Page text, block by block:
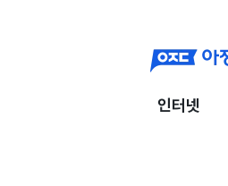
인터넷